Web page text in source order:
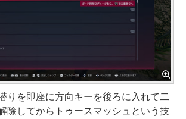
りを即座に方向キーを後ろに入れて二
除してからトゥースマッシュという技